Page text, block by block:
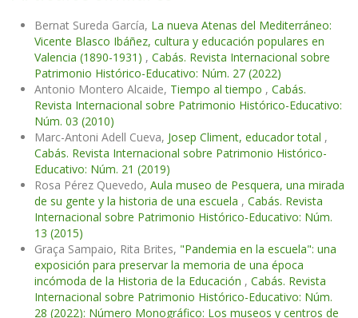
Bernat Sureda García, La nueva Atenas del Mediterráneo:
Vicente Blasco Ibáñez, cultura y educación populares en
Valencia (1890-1931) , Cabás. Revista Internacional sobre
Patrimonio Histórico-Educativo: Núm. 27 (2022)
Antonio Montero Alcaide, Tiempo al tiempo , Cabás.
Revista Internacional sobre Patrimonio Histórico-Educativo:
Núm. 03 (2010)
Marc-Antoni Adell Cueva, Josep Climent, educador total ,
Cabás. Revista Internacional sobre Patrimonio Histórico-
Educativo: Núm. 21 (2019)
Rosa Pérez Quevedo, Aula museo de Pesquera, una mirada
de su gente y la historia de una escuela , Cabás. Revista
Internacional sobre Patrimonio Histórico-Educativo: Núm.
13 (2015)
Graça Sampaio, Rita Brites, "Pandemia en la escuela": una
exposición para preservar la memoria de una época
incómoda de la Historia de la Educación , Cabás. Revista
Internacional sobre Patrimonio Histórico-Educativo: Núm.
28 (2022): Número Monográfico: Los museos y centros de